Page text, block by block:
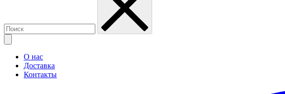
О нас
Доставка
Контакты